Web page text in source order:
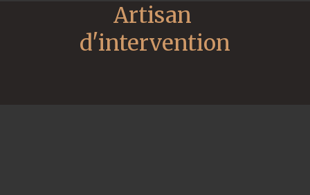
Artisan
d'intervention